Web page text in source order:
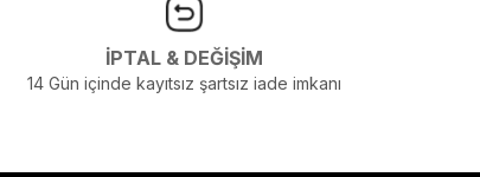
İPTAL & DEĞİŞİM
14 Gün içinde kayıtsız şartsız iade imkanı